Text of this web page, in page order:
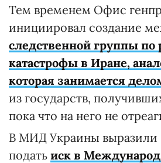
Тем временем Офис
инициировал создание
следственной группы по
катастрофы в Иране,
которая занимается
из государств,
пока что на него не
В МИД Украины выразили
подать иск в